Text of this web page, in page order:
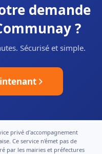
demande
?
Sécurisé et simple.
privé d'accompagnement
Ce service n'émet pas de
par les mairies et préfectures